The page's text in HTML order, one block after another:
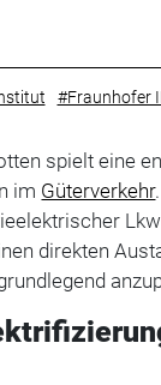
#Fraunhofer
spielt eine
im Güterverkehr
direkten